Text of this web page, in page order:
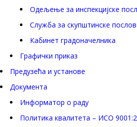
Одељење за инспекцијске
Служба за скупштинске
Кабинет градоначелника
Графички приказ
Предузећа и установе
Документа
Информатор о раду
Политика квалитета – ИСО